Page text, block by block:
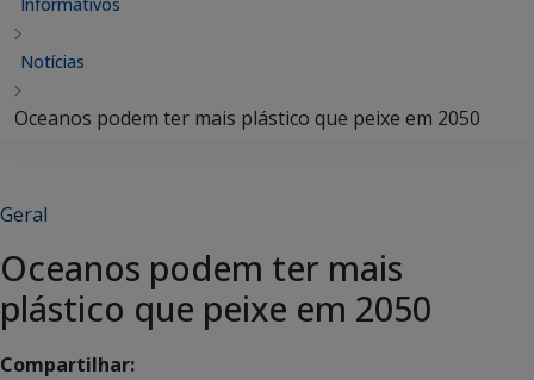
Notícias
Oceanos podem ter mais plástico que peixe em 2050
Geral
Oceanos podem ter mais
plástico que peixe em 2050
Compartilhar: